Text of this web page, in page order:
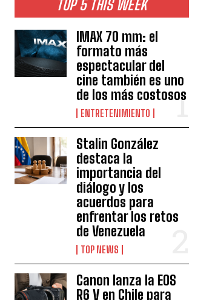
TOP 5 THIS WEEK
IMAX 70 mm: el
formato más
espectacular del
cine también es uno
de los más costosos
ENTRETENIMIENTO
Stalin González
destaca la
importancia del
diálogo y los
acuerdos para
enfrentar los retos
de Venezuela
TOP NEWS
Canon lanza la EOS
R6 V en Chile para